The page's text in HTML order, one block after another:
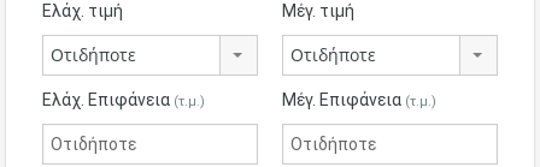
Ελάχ. τιμή
Οτιδήποτε
Μέγ. τιμή
Οτιδήποτε
Ελάχ. Επιφάνεια (τ.μ.) Μέγ. Επιφάνεια (τ.μ.)